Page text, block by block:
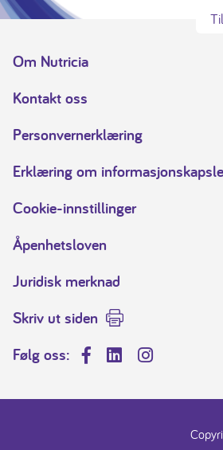
Om Nutricia
Kontakt oss
Personvernerklæring
Erklæring om
Cookie-innstillinger
Åpenhetsloven
Juridisk merknad
Skriv ut siden
Følg oss:
Facebook
LinkedInInstagram